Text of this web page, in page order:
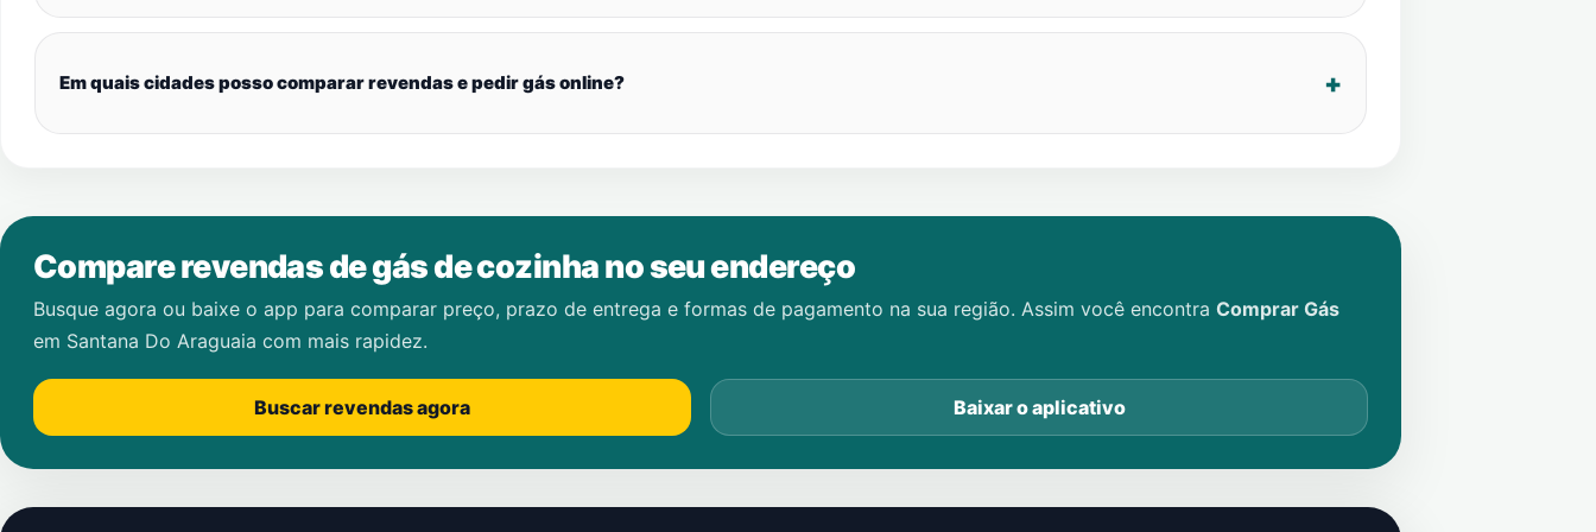
Em quais cidades posso comparar revendas e pedir gás online?
Compare revendas de gás de cozinha no seu endereço
Busque agora ou baixe o app para comparar preço, prazo de entrega e formas de pagamento na sua região. Assim você encontra Comprar Gás
em Santana Do Araguaia com mais rapidez.
Buscar revendas agora Baixar o aplicativo